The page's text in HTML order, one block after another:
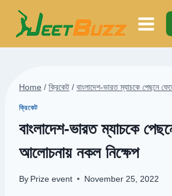
Skip
content
Home / ক্রিকেট / বাংলাদেশ-ভারত ম্যাচকে পেছনে
ক্রিকেট
বাংলাদেশ-ভারত ম্যাচকে
আলোচনায় নকল নিক্ষেপ
By Prize event November 25, 2022